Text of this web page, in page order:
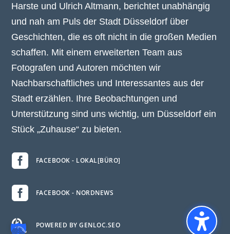
Harste und Ulrich Altmann, berichtet unabhängig
und nah am Puls der Stadt Düsseldorf über
Geschichten, die es oft nicht in die großen Medien
schaffen. Mit einem erweiterten Team aus
Fotografen und Autoren möchten wir
Nachbarschaftliches und Interessantes aus der
Stadt erzählen. Ihre Beobachtungen und
Unterstützung sind uns wichtig, um Düsseldorf ein
Stück „Zuhause“ zu bieten.
 FACEBOOK - LOKAL[BÜRO]
 FACEBOOK - NORDNEWS
 POWERED BY GENLOC.SEO